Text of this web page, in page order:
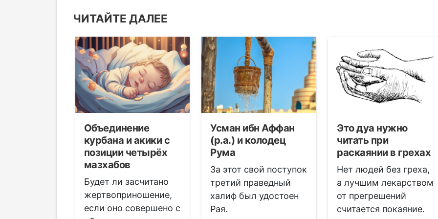
ЧИТАЙТЕ ДАЛЕЕ
Объединение
курбана и акики с
позиции четырёх
мазхабов
Будет ли засчитано
жертвоприношение,
если оно совершено с
Усман ибн Аффан
(р.а.) и колодец
Рума
За этот свой поступок
третий праведный
халиф был удостоен
Рая.
Это дуа нужно
читать при
раскаянии в грехах
Нет людей без греха,
а лучшим лекарством
от прегрешений
считается покаяние.